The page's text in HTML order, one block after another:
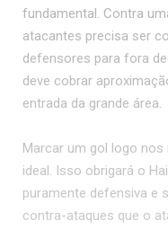
fundamental. Contra
atacantes precisa ser
defensores para fora
deve cobrar
entrada da grande área.
Marcar um gol logo
ideal. Isso obrigará o
puramente defensiva e
contra-ataques que o